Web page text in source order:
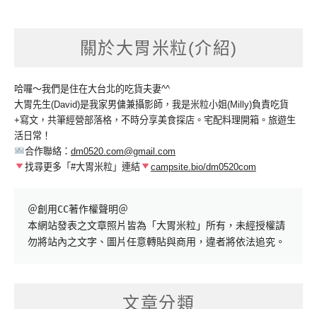
關於大胃米粒(介紹)
哈囉～我們是住在大台北的吃貨夫妻^^
大胃先生(David)是我家男傭兼攝影師，我是米粒小姐(Milly)負責吃貨
+寫文，共筆經營部落格，不時分享美食探店。宅配料理開箱。旅遊生
活日常！
合作聯絡： dm0520.com@gmail.com
找尋更多「#大胃米粒」連結
campsite.bio/dm0520com
＠創用CC著作權聲明＠
本網站發表之文章照片皆為「大胃米粒」所有，未經授權請
勿將站內之文字、圖片任意轉貼與商用，違者將依法追究。
文章分類